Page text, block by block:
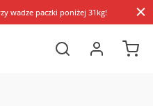
wadze paczki poniżej 31kg!